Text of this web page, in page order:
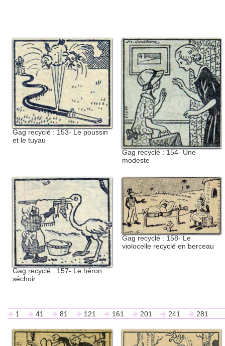
Gag recyclé : 153- Le poussin
et le tuyau
Gag recyclé : 154- Une
modeste
Gag recyclé : 157- Le héron
séchoir
Gag recyclé : 158- Le
violocelle recyclé en berceau
1 41 81 121 161 201 241 281